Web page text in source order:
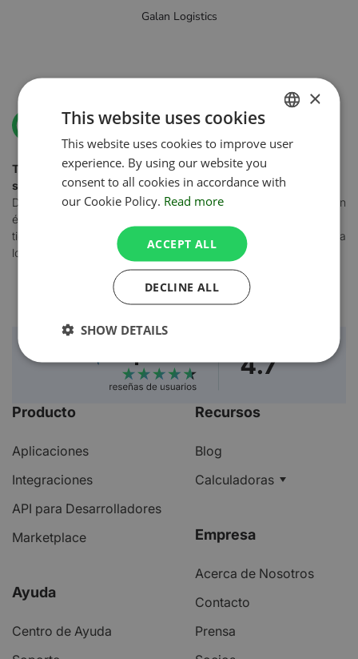
Galan Logistics
TimeCamp es una empresa especializada en software de
seguimiento automático del tiempo.
Desde nuestra fundación en 2009, desarrollamos soluciones con
éxito para optimizar procesos comerciales relacionados con el
tiempo y ayudamos a los equipos a ahorrar horas de trabajo para
lo que realmente importa.
Producto
Aplicaciones
Integraciones
API para Desarrolladores
Marketplace
Ayuda
Centro de Ayuda
Recursos
Blog
Calculadoras
Empresa
Acerca de Nosotros
Contacto
Prensa
ENGLISH
×
This website uses cookies
This website uses cookies to improve user
experience. By using our website you
consent to all cookies in accordance with
our Cookie Policy. Read more
ACCEPT ALL
DECLINE ALL
SHOW DETAILS